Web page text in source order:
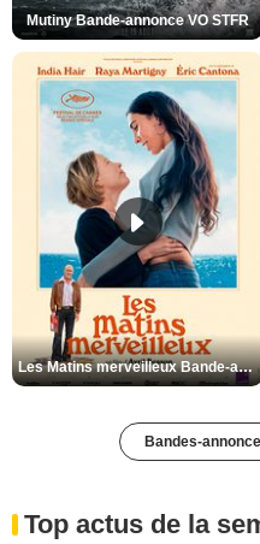
Mutiny Bande-annonce VO STFR
Les Matins merveilleux Bande-annonce VF
Bandes-
Top actus de la